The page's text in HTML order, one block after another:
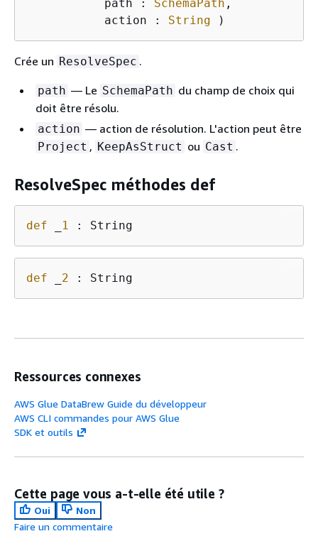
           path :
SchemaPath ,
           action :
String )
Crée un ResolveSpec .
path — Le SchemaPath du champ de choix qui
doit être résolu.
action — action de résolution. L'action peut être
Project , KeepAsStruct ou Cast .
ResolveSpec méthodes def
def 1 : String
def 2 : String
Ressources connexes
AWS Glue DataBrew Guide du développeur
AWS CLI commandes pour AWS Glue
SDK et outils
Cette page vous a-t-elle été utile ?
Oui
Non
Faire un commentaire